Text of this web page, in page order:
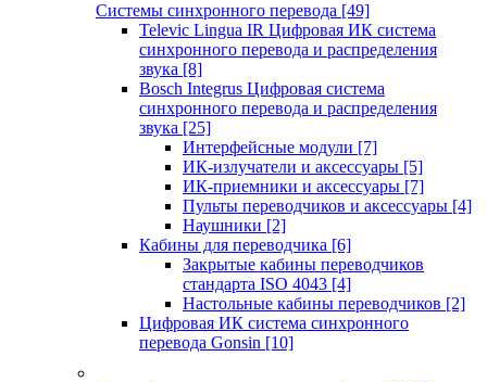
Системы синхронного перевода [49]
Televic Lingua IR Цифровая ИК система
синхронного перевода и распределения
звука [8]
Bosch Integrus Цифровая система
синхронного перевода и распределения
звука [25]
Интерфейсные модули [7]
ИК-излучатели и аксессуары [5]
ИК-приемники и аксессуары [7]
Пульты переводчиков и аксессуары [4]
Наушники [2]
Кабины для переводчика [6]
Закрытые кабины переводчиков
стандарта ISO 4043 [4]
Настольные кабины переводчиков [2]
Цифровая ИК система синхронного
перевода Gonsin [10]